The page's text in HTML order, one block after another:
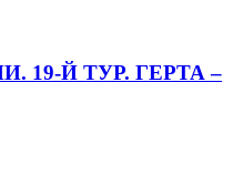
19-Й ТУР. ГЕРТА –